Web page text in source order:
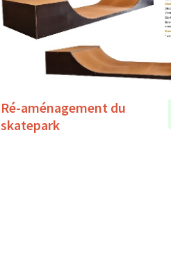
Ré-aménagement du
skatepark